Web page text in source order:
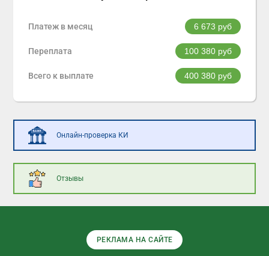
Платеж в месяц 6 673 руб
Переплата 100 380руб
Всего к выплате 400 380руб
Онлайн-проверка КИ
Отзывы
РЕКЛАМА НА САЙТЕ